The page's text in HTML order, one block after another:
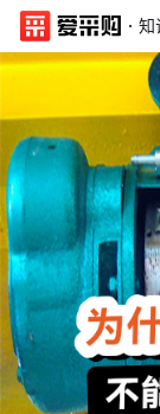
· 知